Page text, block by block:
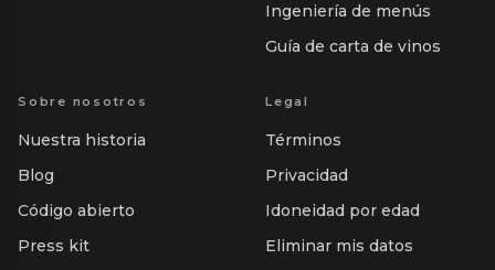
Ingeniería de menús
Guía de carta de vinos
Sobre nosotros
Nuestra historia
Blog
Código abierto
Press kit
Legal
Términos
Privacidad
Idoneidad por edad
Eliminar mis datos